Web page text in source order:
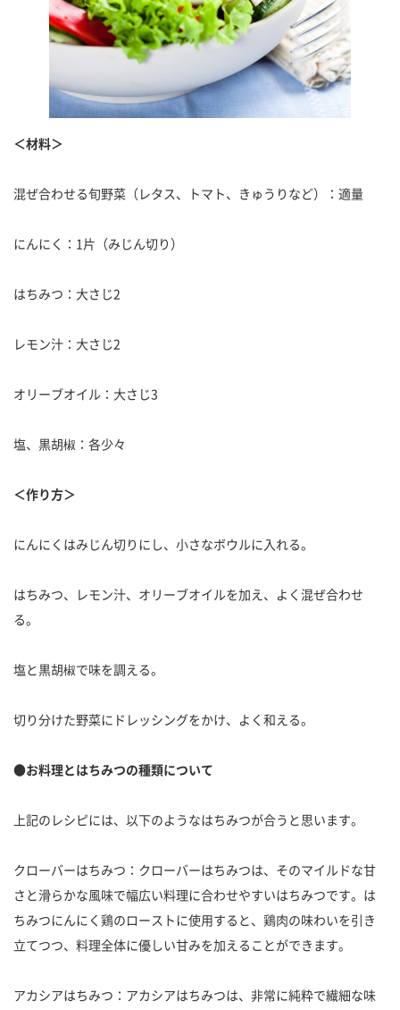
＜材料＞
混ぜ合わせる旬野菜（レタス、トマト、きゅうりなど）：適量
にんにく：1片（みじん切り）
はちみつ：大さじ2
レモン汁：大さじ2
オリーブオイル：大さじ3
塩、黒胡椒：各少々
＜作り方＞
にんにくはみじん切りにし、小さなボウルに入れる。
はちみつ、レモン汁、オリーブオイルを加え、よく混ぜ合わせ
る。
塩と黒胡椒で味を調える。
切り分けた野菜にドレッシングをかけ、よく和える。
●お料理とはちみつの種類について
上記のレシピには、以下のようなはちみつが合うと思います。
クローバーはちみつ：クローバーはちみつは、そのマイルドな甘
さと滑らかな風味で幅広い料理に合わせやすいはちみつです。は
ちみつにんにく鶏のローストに使用すると、鶏肉の味わいを引き
立てつつ、料理全体に優しい甘みを加えることができます。
アカシアはちみつ：アカシアはちみつは、非常に純粋で繊細な味